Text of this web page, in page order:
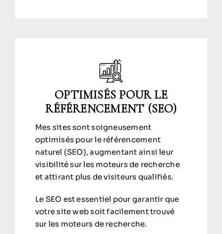
OPTIMISÉS POUR LE
RÉFÉRENCEMENT (SEO)
Mes sites sont soigneusement
optimisés pour le référencement
naturel (SEO), augmentant ainsi leur
visibilité sur les moteurs de recherche
et attirant plus de visiteurs qualifiés.
Le SEO est essentiel pour garantir que
votre site web soit facilement trouvé
sur les moteurs de recherche.